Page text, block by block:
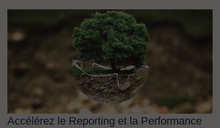
Accélérez le Reporting et la Performance